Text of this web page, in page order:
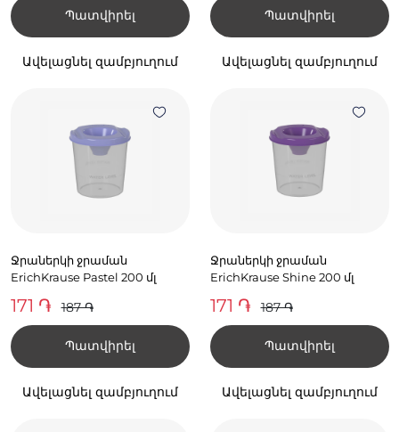
Պատվիրել
Ավելացնել զամբյուղում
Պատվիրել
Ավելացնել զամբյուղում
Ջրաներկի ջրաման
ErichKrause Pastel 200 մլ
171 ֏ 187 ֏
Պատվիրել
Ավելացնել զամբյուղում
Ջրաներկի ջրաման
ErichKrause Shine 200 մլ
171 ֏ 187 ֏
Պատվիրել
Ավելացնել զամբյուղում